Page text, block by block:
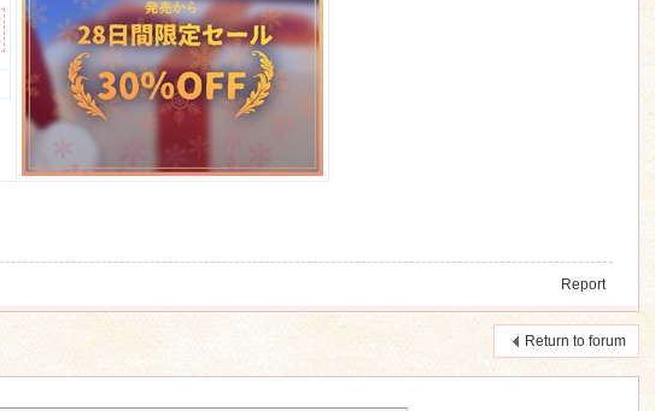
Report
Return to forum